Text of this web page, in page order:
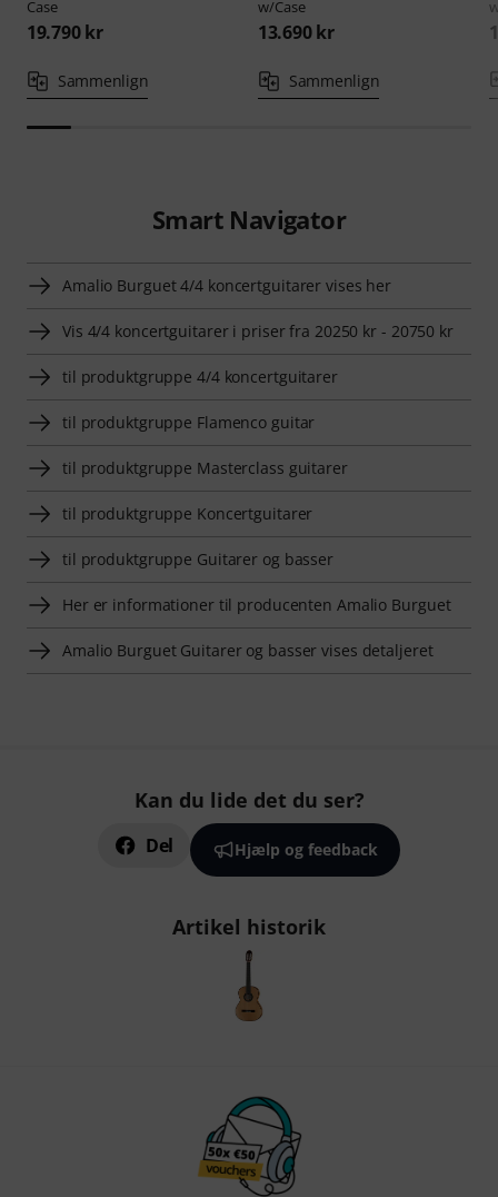
Case
19.790 kr
Sammenlign
w/Case
13.690 kr
Sammenlign
Smart Navigator
Amalio Burguet 4/4 koncertguitarer vises her
Vis 4/4 koncertguitarer i priser fra 20250 kr - 20750 kr
til produktgruppe 4/4 koncertguitarer
til produktgruppe Flamenco guitar
til produktgruppe Masterclass guitarer
til produktgruppe Koncertguitarer
til produktgruppe Guitarer og basser
Her er informationer til producenten Amalio Burguet
Amalio Burguet Guitarer og basser vises detaljeret
Kan du lide det du ser?
Del Hjælp og feedback
Artikel historik